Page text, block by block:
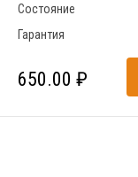
Состояние
Гарантия
650.00 ₽